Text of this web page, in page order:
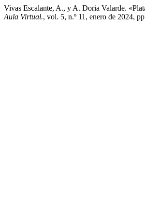
Vivas Escalante, A., y A. Doria Valarde.
Aula Virtual., vol. 5, n.º 11, enero de 2024,